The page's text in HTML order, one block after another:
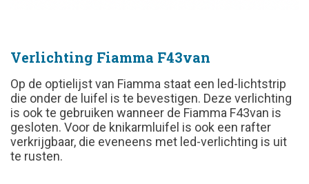
Verlichting Fiamma F43van
Op de optielijst van Fiamma staat een led-lichtstrip
die onder de luifel is te bevestigen. Deze verlichting
is ook te gebruiken wanneer de Fiamma F43van is
gesloten. Voor de knikarmluifel is ook een rafter
verkrijgbaar, die eveneens met led-verlichting is uit
te rusten.